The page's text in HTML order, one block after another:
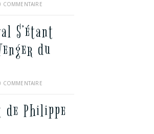
COMMENTAIRE
S’étant
du
COMMENTAIRE
de Philippe